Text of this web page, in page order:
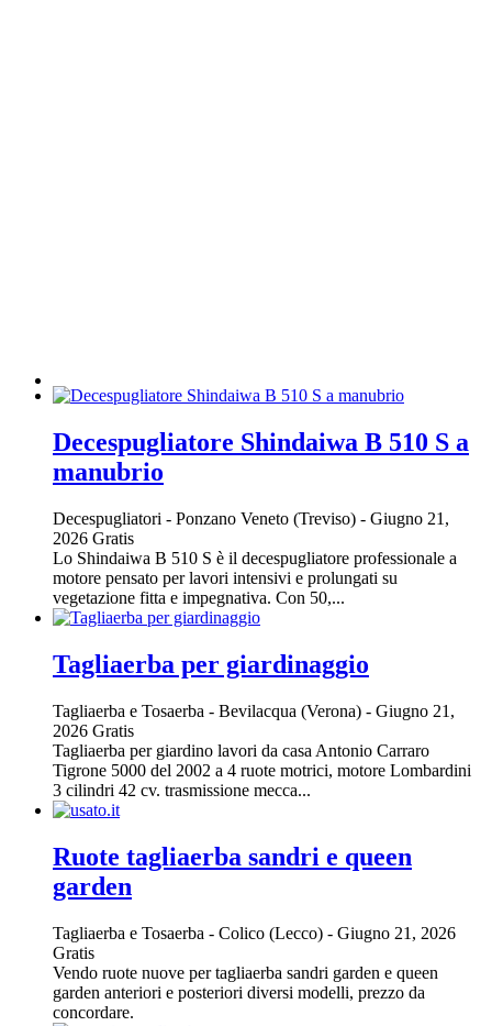
Decespugliatore Shindaiwa B 510 S a
manubrio
Decespugliatori - Ponzano Veneto (Treviso) - Giugno 21,
2026 Gratis
Lo Shindaiwa B 510 S è il decespugliatore professionale a
motore pensato per lavori intensivi e prolungati su
vegetazione fitta e impegnativa. Con 50,...
Tagliaerba per giardinaggio
Tagliaerba e Tosaerba - Bevilacqua (Verona) - Giugno 21,
2026 Gratis
Tagliaerba per giardino lavori da casa Antonio Carraro
Tigrone 5000 del 2002 a 4 ruote motrici, motore Lombardini
3 cilindri 42 cv. trasmissione mecca...
Ruote tagliaerba sandri e queen
garden
Tagliaerba e Tosaerba - Colico (Lecco) - Giugno 21, 2026
Gratis
Vendo ruote nuove per tagliaerba sandri garden e queen
garden anteriori e posteriori diversi modelli, prezzo da
concordare.